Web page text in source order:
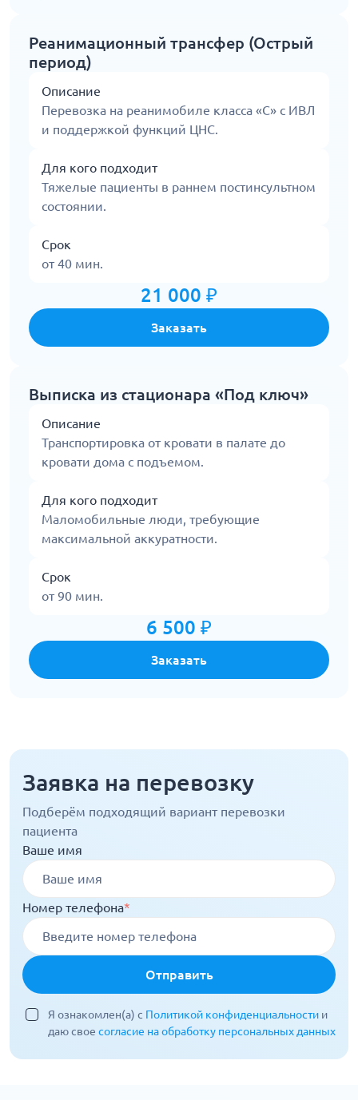
Реанимационный трансфер (Острый
период)
Описание
Перевозка на реанимобиле класса «C» с ИВЛ
и поддержкой функций ЦНС.
Для кого подходит
Тяжелые пациенты в раннем постинсультном
состоянии.
Срок
от 40 мин.
21 000 ₽
Заказать
Выписка из стационара «Под ключ»
Описание
Транспортировка от кровати в палате до
кровати дома с подъемом.
Для кого подходит
Маломобильные люди, требующие
максимальной аккуратности.
Срок
от 90 мин.
6 500 ₽
Заказать
Заявка на перевозку
Подберём подходящий вариант перевозки
пациента
Ваше имя
Номер телефона*
Отправить
Я ознакомлен(а) с Политикой конфиденциальности и
даю свое согласие на обработку персональных данных